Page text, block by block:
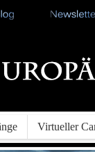
Virtueller